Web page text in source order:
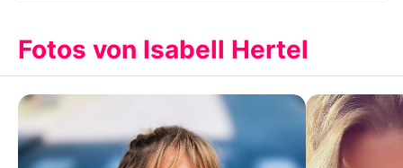
Fotos von Isabell Hertel